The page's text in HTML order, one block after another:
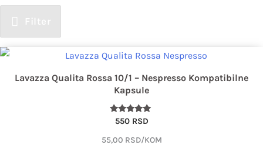
Filter
Lavazza Qualita Rossa 10/1 – Nespresso Kompatibilne
Kapsule
Ocenjeno
od 5
550 RSD
55,00 RSD/KOM